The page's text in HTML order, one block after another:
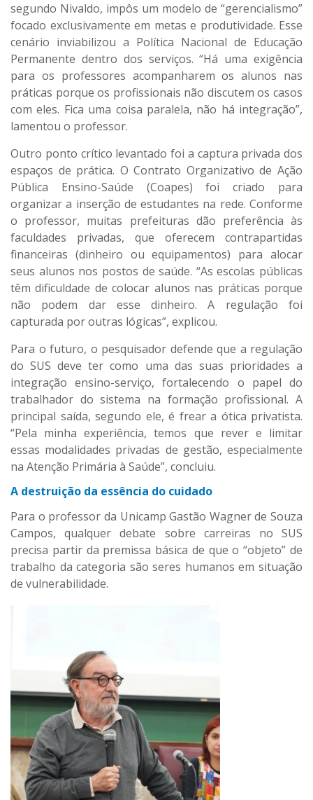
segundo Nivaldo, impôs um modelo de “gerencialismo”
focado exclusivamente em metas e produtividade. Esse
cenário inviabilizou a Política Nacional de Educação
Permanente dentro dos serviços. “Há uma exigência
para os professores acompanharem os alunos nas
práticas porque os profissionais não discutem os casos
com eles. Fica uma coisa paralela, não há integração”,
lamentou o professor.
Outro ponto crítico levantado foi a captura privada dos
espaços de prática. O Contrato Organizativo de Ação
Pública Ensino-Saúde (Coapes) foi criado para
organizar a inserção de estudantes na rede. Conforme
o professor, muitas prefeituras dão preferência às
faculdades privadas, que oferecem contrapartidas
financeiras (dinheiro ou equipamentos) para alocar
seus alunos nos postos de saúde. “As escolas públicas
têm dificuldade de colocar alunos nas práticas porque
não podem dar esse dinheiro. A regulação foi
capturada por outras lógicas”, explicou.
Para o futuro, o pesquisador defende que a regulação
do SUS deve ter como uma das suas prioridades a
integração ensino-serviço, fortalecendo o papel do
trabalhador do sistema na formação profissional. A
principal saída, segundo ele, é frear a ótica privatista.
“Pela minha experiência, temos que rever e limitar
essas modalidades privadas de gestão, especialmente
na Atenção Primária à Saúde”, concluiu.
A destruição da essência do cuidado
Para o professor da Unicamp Gastão Wagner de Souza
Campos, qualquer debate sobre carreiras no SUS
precisa partir da premissa básica de que o “objeto” de
trabalho da categoria são seres humanos em situação
de vulnerabilidade.